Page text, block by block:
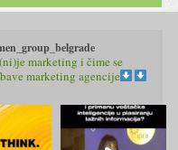
marketing i čime se
marketing agencije